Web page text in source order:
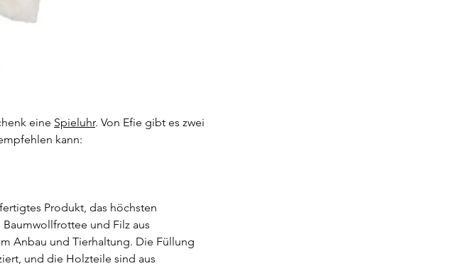
eine Spieluhr. Von Efie gibt es zwei
kann:
Produkt, das höchsten
und Filz aus
Anbau und Tierhaltung. Die Füllung
und die Holzteile sind aus